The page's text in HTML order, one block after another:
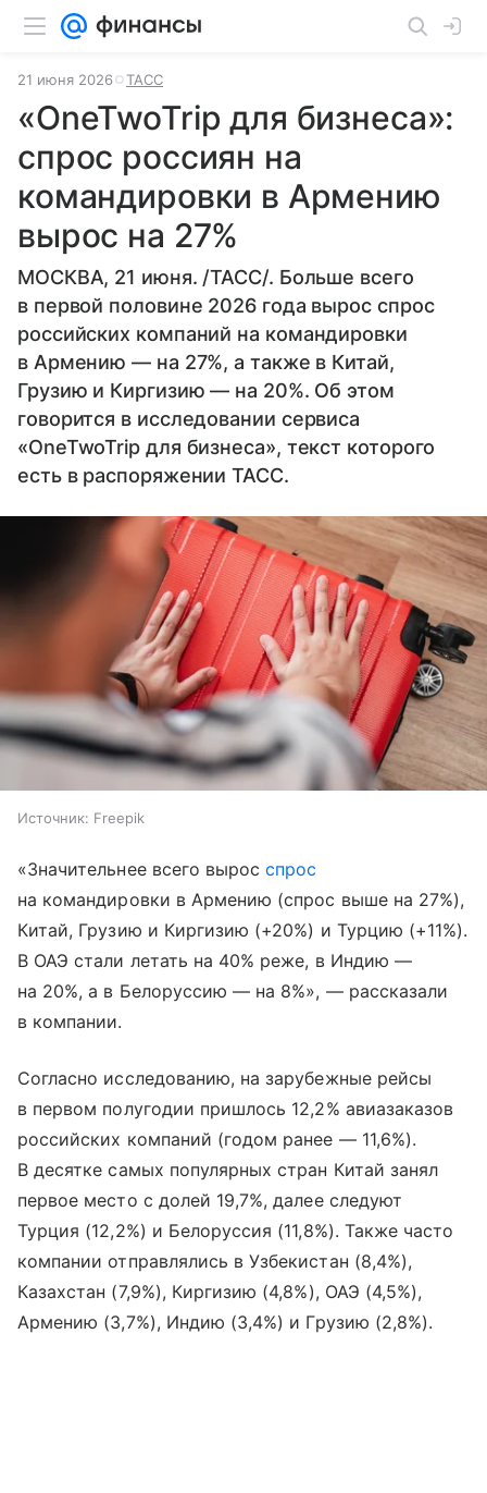
21 июня 2026 ТАСС
«OneTwoTrip для бизнеса»:
спрос россиян на
командировки в Армению
вырос на 27%
МОСКВА, 21 июня. /ТАСС/. Больше всего
в первой половине 2026 года вырос спрос
российских компаний на командировки
в Армению — на 27%, а также в Китай,
Грузию и Киргизию — на 20%. Об этом
говорится в исследовании сервиса
«OneTwoTrip для бизнеса», текст которого
есть в распоряжении ТАСС.
Источник: Freepik
«Значительнее всего выросспрос
на командировки в Армению (спрос выше на 27%),
Китай, Грузию и Киргизию (+20%) и Турцию (+11%).
В ОАЭ стали летать на 40% реже, в Индию —
на 20%, а в Белоруссию — на 8%», — рассказали
в компании.
Согласно исследованию, на зарубежные рейсы
в первом полугодии пришлось 12,2% авиазаказов
российских компаний (годом ранее — 11,6%).
В десятке самых популярных стран Китай занял
первое место с долей 19,7%, далее следуют
Турция (12,2%) и Белоруссия (11,8%). Также часто
компании отправлялись в Узбекистан (8,4%),
Казахстан (7,9%), Киргизию (4,8%), ОАЭ (4,5%),
Армению (3,7%), Индию (3,4%) и Грузию (2,8%).